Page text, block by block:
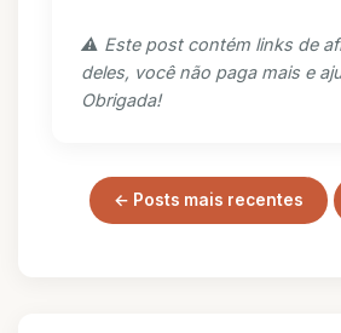
⚠️ Este post contém links de
deles, você não paga mais e
Obrigada!
← Posts mais recentes